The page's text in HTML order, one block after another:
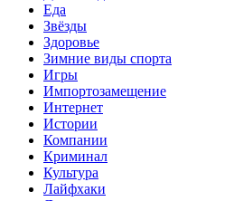
Еда
Звёзды
Здоровье
Зимние виды спорта
Игры
Импортозамещение
Интернет
Истории
Компании
Криминал
Культура
Лайфхаки